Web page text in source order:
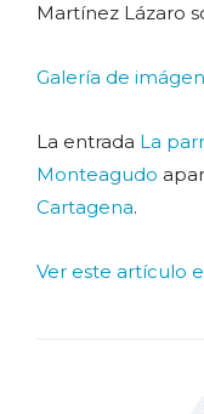
Martínez Lázaro
Galería de
La entrada La
Monteagudo
Cartagena.
Ver este artículo